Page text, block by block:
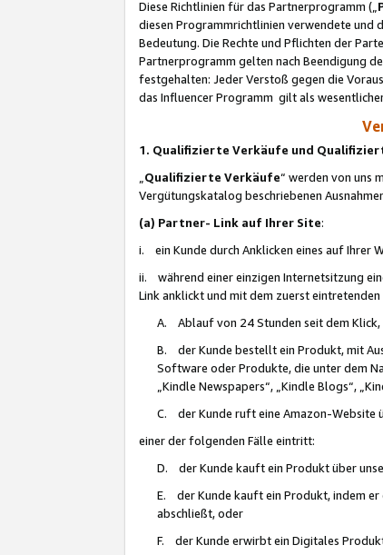
Diese Richtlinien für das Partnerprogramm („
diesen Programmrichtlinien verwendete und
Bedeutung. Die Rechte und Pflichten der
Partnerprogramm gelten nach Beendigung
festgehalten: Jeder Verstoß gegen die
das Influencer Programm gilt als
1. Qualifizierte Verkäufe und
Qualifizierte Verkäufe“ werden von uns
Vergütungskatalog beschriebenen
(a) Partner- Link auf Ihrer Site:
i. ein Kunde durch Anklicken eines auf Ihrer
ii. während einer einzigen Internetsitzung
Link anklickt und mit dem zuerst
A. Ablauf von 24 Stunden seit dem Klick,
B. der Kunde bestellt ein Produkt, mit
Software oder Produkte, die unter dem
„Kindle Newspapers“, „Kindle Blogs“,
C. der Kunde ruft eine Amazon-Website
einer der folgenden Fälle eintritt:
D. der Kunde kauft ein Produkt über
E. der Kunde kauft ein Produkt, indem er
abschließt, oder
F. der Kunde erwirbt ein Digitales